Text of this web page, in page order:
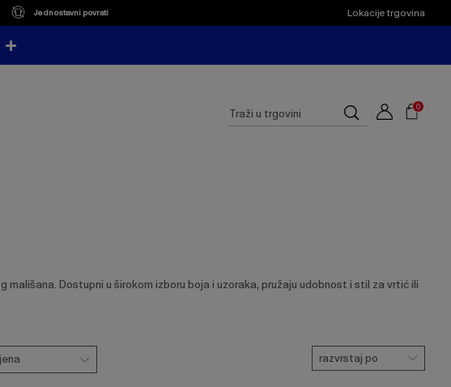
Jednostavni povrati Lokacije trgovina
Suggested
site
content
Traži
u
0
Dostupni u širokom izboru boja i uzoraka, pružaju udobnost i stil za vrtić ili
razvrstaj po